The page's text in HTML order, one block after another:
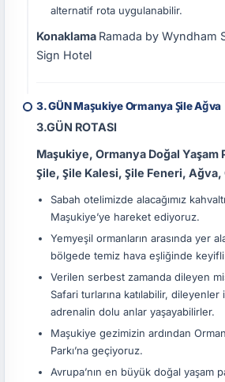
alternatif rota uygulanabilir.
Konaklama Ramada by Wyndham
Sign Hotel
3. GÜN Maşukiye Ormanya Şile Ağva
3.GÜN ROTASI
Maşukiye, Ormanya Doğal Yaşam
Şile, Şile Kalesi, Şile Feneri,
Sabah otelimizde alacağımız
Maşukiye’ye hareket ediyoruz.
Yemyeşil ormanların arasında yer
bölgede temiz hava eşliğinde
Verilen serbest zamanda dileyen
Safari turlarına katılabilir,
adrenalin dolu anlar yaşayabilirler.
Maşukiye gezimizin ardından
Parkı’na geçiyoruz.
Avrupa’nın en büyük doğal yaşam